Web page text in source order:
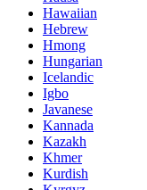
Hawaiian
Hebrew
Hmong
Hungarian
Icelandic
Igbo
Javanese
Kannada
Kazakh
Khmer
Kurdish